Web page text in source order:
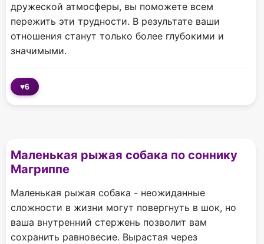
дружеской атмосферы, вы поможете всем
пережить эти трудности. В результате ваши
отношения станут только более глубокими и
значимыми.
♥6
Маленькая рыжая собака по соннику
Магриппе
Маленькая рыжая собака - неожиданные
сложности в жизни могут повергнуть в шок, но
ваша внутренний стержень позволит вам
сохранить равновесие. Вырастая через